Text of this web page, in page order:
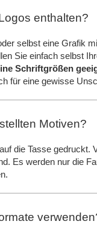
enthalten?
selbst eine Grafik
Sie einfach selbst
Schriftgrößen
für eine gewisse
Motiven?
die Tasse gedruckt.
Es werden nur die